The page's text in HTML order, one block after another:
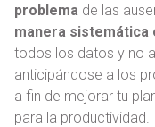
problema de las
manera sistemática
todos los datos y no
anticipándose a los
a fin de mejorar tu
para la productividad.